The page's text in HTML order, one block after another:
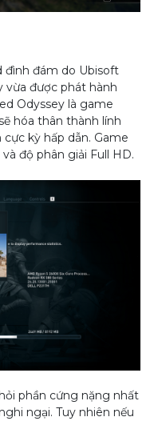
đình đám do Ubisoft
vừa được phát hành
Odyssey là game
hóa thân thành lính
kỳ hấp dẫn. Game
độ phân giải Full HD.
phần cứng nặng nhất
ngại. Tuy nhiên nếu